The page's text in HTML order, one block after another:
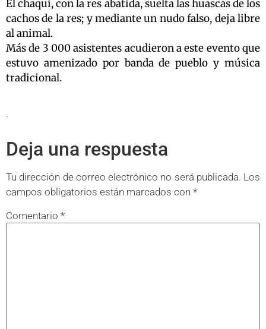
El chaqui, con la res abatida, suelta las huascas de los
cachos de la res; y mediante un nudo falso, deja libre
al animal.
Más de 3 000 asistentes acudieron a este evento que
estuvo amenizado por banda de pueblo y música
tradicional.
.
Deja una respuesta
Tu dirección de correo electrónico no será publicada. Los
campos obligatorios están marcados con *
Comentario *